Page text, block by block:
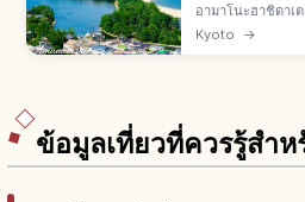
อามาโนะฮาชิดา
สันดอนทรายมิยาซุ
นกับมัตสึชิมะและ
Kyoto →
ข้อมูลเที่ยวที่ควรรู้สำห